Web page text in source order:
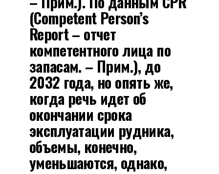
(Competent Person’s
Report – отчет
компетентного лица по
запасам. – Прим.), до
2032 года, но опять же,
когда речь идет об
окончании срока
эксплуатации рудника,
объемы, конечно,
уменьшаются, однако,